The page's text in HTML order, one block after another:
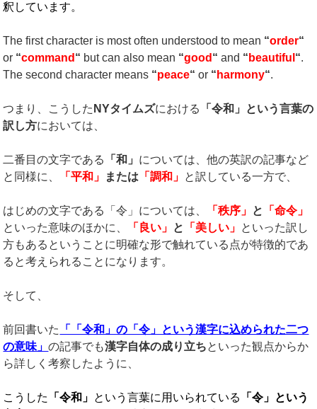
釈しています。
The first character is most often understood to mean “order“
or “command “ but can also mean “good “ and “ beautiful “.
The second character means “peace“ or “ harmony“.
つまり、こうした NYタイムズにおける
「令和」という言葉の
訳し方においては、
二番目の文字である 「和」 については、他の英訳の記事など
と同様に、
「平和」 または 「調和」 と訳している一方で、
はじめの文字である「令」については、 「秩序」 と
「命令」
といった意味のほかに、
「良い」 と 「美しい」 といった訳し
方もあるということに明確な形で触れている点が特徴的であ
ると考えられることになります。
そして、
前回書いた
「「令和」の「令」という漢字に込められた二つ
の意味」の記事でも漢字自体の成り立ちといった観点からか
ら詳しく考察したように、
こうした 「令和」 という言葉に用いられている
「令」という